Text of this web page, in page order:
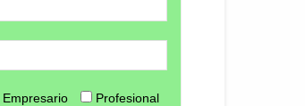
Empresario
Profesional